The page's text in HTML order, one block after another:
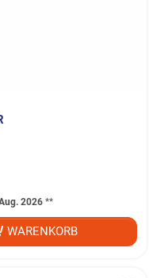
2026 **
WARENKORB